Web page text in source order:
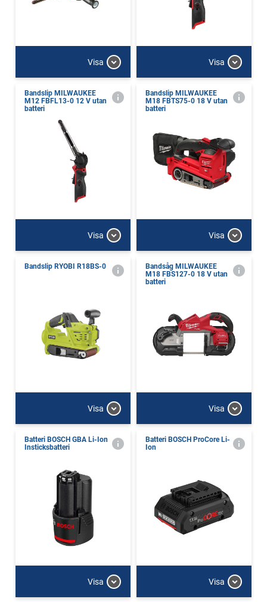
Visa Visa
Bandslip MILWAUKEE
M12 FBFL13-0 12 V utan
batteri
Visa
Bandslip MILWAUKEE
M18 FBTS75-0 18 V utan
batteri
Visa
Bandslip RYOBI R18BS-0
Visa
Bandsåg MILWAUKEE
M18 FBS127-0 18 V utan
batteri
Visa
Batteri BOSCH GBA Li-Ion
Insticksbatteri
Visa
Batteri BOSCH ProCore Li-
Ion
Visa